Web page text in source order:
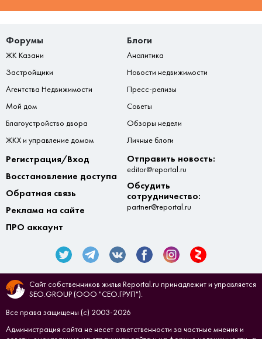
Форумы
ЖК Казани
Застройщики
Агентства Недвижимости
Мой дом
Благоустройство двора
ЖКХ и управление домом
Блоги
Аналитика
Новости недвижимости
Пресс-релизы
Советы
Обзоры недели
Личные блоги
Регистрация/Вход
Восстановление доступа
Обратная связь
Реклама на сайте
ПРО аккаунт
Отправить новость:
editor@reportal.ru
Обсудить
сотрудничество:
partner@reportal.ru
Сайт собственников жилья Reportal.ru принадлежит и управляется
SEO.GROUP (ООО "СЕО.ГРУП").
Все права защищены (с) 2003-2026
Администрация сайта не несет ответственности за частные мнения и